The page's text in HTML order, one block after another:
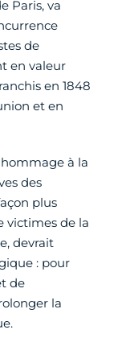
Paris, va
de
en valeur
en 1848
et en
à la
des
plus
victimes de la
devrait
: pour
de
la